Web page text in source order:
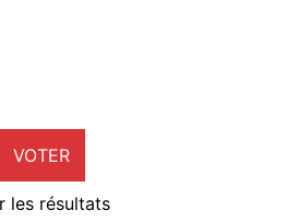
VOTER
les résultats